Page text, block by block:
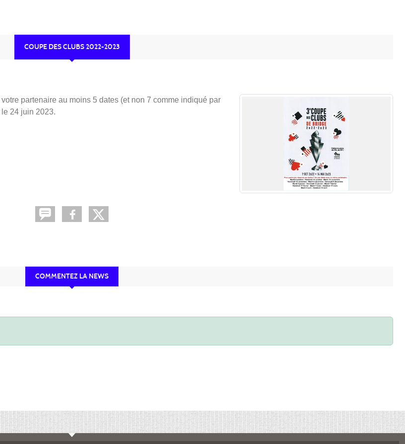
COUPE DES CLUBS 2022-2023
partenaire au moins 5 dates (et non 7 comme indiqué par
24 juin 2023.
COMMENTEZ LA NEWS